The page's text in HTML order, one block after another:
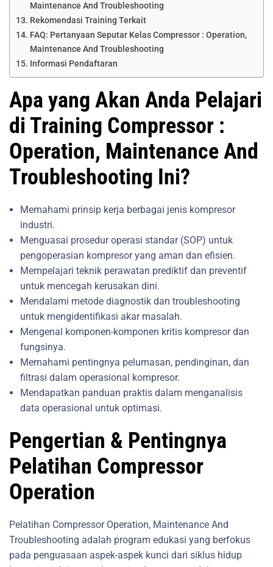
Maintenance And Troubleshooting
Rekomendasi Training Terkait
FAQ: Pertanyaan Seputar Kelas Compressor : Operation,
Maintenance And Troubleshooting
Informasi Pendaftaran
Apa yang Akan Anda Pelajari
di Training Compressor :
Operation, Maintenance And
Troubleshooting Ini?
Memahami prinsip kerja berbagai jenis kompresor
industri.
Menguasai prosedur operasi standar (SOP) untuk
pengoperasian kompresor yang aman dan efisien.
Mempelajari teknik perawatan prediktif dan preventif
untuk mencegah kerusakan dini.
Mendalami metode diagnostik dan troubleshooting
untuk mengidentifikasi akar masalah.
Mengenal komponen-komponen kritis kompresor dan
fungsinya.
Memahami pentingnya pelumasan, pendinginan, dan
filtrasi dalam operasional kompresor.
Mendapatkan panduan praktis dalam menganalisis
data operasional untuk optimasi.
Pengertian & Pentingnya
Pelatihan Compressor
Operation
Pelatihan Compressor Operation, Maintenance And
Troubleshooting adalah program edukasi yang berfokus
pada penguasaan aspek-aspek kunci dari siklus hidup